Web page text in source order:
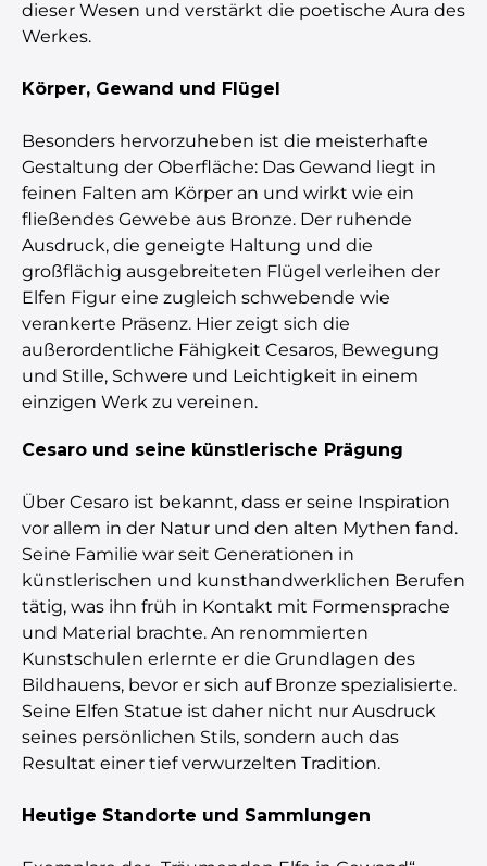
dieser Wesen und verstärkt die poetische Aura des
Werkes.
Körper, Gewand und Flügel
Besonders hervorzuheben ist die meisterhafte
Gestaltung der Oberfläche: Das Gewand liegt in
feinen Falten am Körper an und wirkt wie ein
fließendes Gewebe aus Bronze. Der ruhende
Ausdruck, die geneigte Haltung und die
großflächig ausgebreiteten Flügel verleihen der
Elfen Figur eine zugleich schwebende wie
verankerte Präsenz. Hier zeigt sich die
außerordentliche Fähigkeit Cesaros, Bewegung
und Stille, Schwere und Leichtigkeit in einem
einzigen Werk zu vereinen.
Cesaro und seine künstlerische Prägung
Über Cesaro ist bekannt, dass er seine Inspiration
vor allem in der Natur und den alten Mythen fand.
Seine Familie war seit Generationen in
künstlerischen und kunsthandwerklichen Berufen
tätig, was ihn früh in Kontakt mit Formensprache
und Material brachte. An renommierten
Kunstschulen erlernte er die Grundlagen des
Bildhauens, bevor er sich auf Bronze spezialisierte.
Seine Elfen Statue ist daher nicht nur Ausdruck
seines persönlichen Stils, sondern auch das
Resultat einer tief verwurzelten Tradition.
Heutige Standorte und Sammlungen